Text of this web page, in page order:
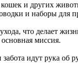
и других
и наборы для
что делает
миссия.
идут рука об